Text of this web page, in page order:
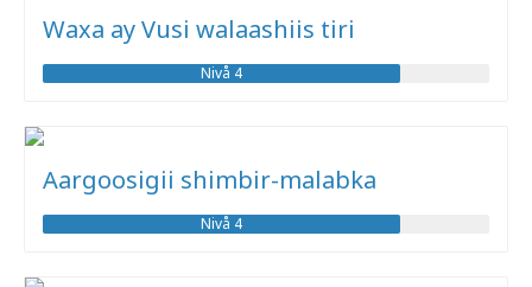
Waxa ay Vusi walaashiis tiri
Nivå 4
Aargoosigii shimbir-malabka
Nivå 4